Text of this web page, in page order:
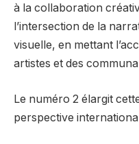
à la collaboration
l’intersection de la
visuelle, en mettant
artistes et des
Le numéro 2 élargit
perspective